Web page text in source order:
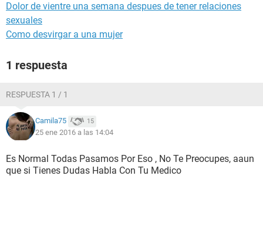
Dolor de vientre una semana despues de tener relaciones
sexuales
Como desvirgar a una mujer
1 respuesta
RESPUESTA 1 / 1
Camila75 15
25 ene 2016 a las 14:04
Es Normal Todas Pasamos Por Eso , No Te Preocupes, aaun
que si Tienes Dudas Habla Con Tu Medico